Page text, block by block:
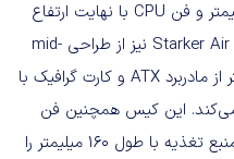
کارت گرافیک با حداکثر طول ۳۸۰ میلیمتر و فن CPU با نهایت ارتفاع
۱۷۰ میلیمتر پشتیبانی می‌کند. شاسی Starker Air نیز از طراحی mid-
tower بهره می‌برد، با این حال حداکثر از مادربرد ATX و کارت گرافیک با
پشتیبانی می‌کند. این کیس همچنین فن
CPU با ارتفاع حداکثر ۱۶۰ میلیمتر و منبع تغذیه با طول ۱۶۰ میلیمتر را